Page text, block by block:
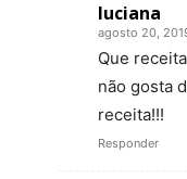
luciana
agosto 20,
Que
não gosta
receita!!!
Responder